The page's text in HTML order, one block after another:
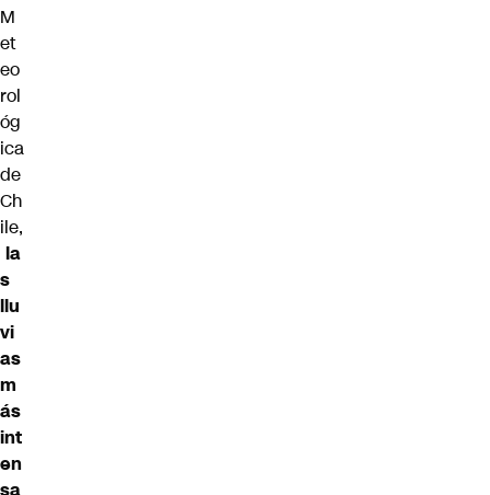
M
et
eo
rol
óg
ica
de
Ch
ile,
la
s
llu
vi
as
m
ás
int
en